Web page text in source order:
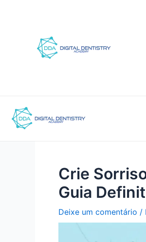
Crie
Guia
Deixe um comentário /